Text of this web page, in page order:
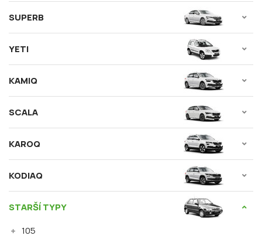
SUPERB
YETI
KAMIQ
SCALA
KAROQ
KODIAQ
STARŠÍ TYPY
105